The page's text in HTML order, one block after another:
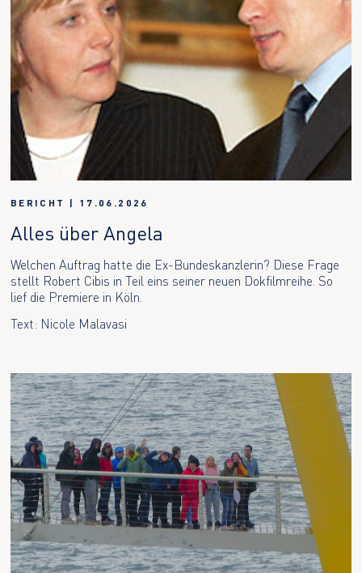
BERICHT | 17.06.2026
Alles über Angela
Welchen Auftrag hatte die Ex-Bundeskanzlerin? Diese Frage
stellt Robert Cibis in Teil eins seiner neuen Dokfilmreihe. So
lief die Premiere in Köln.
Text: Nicole Malavasi